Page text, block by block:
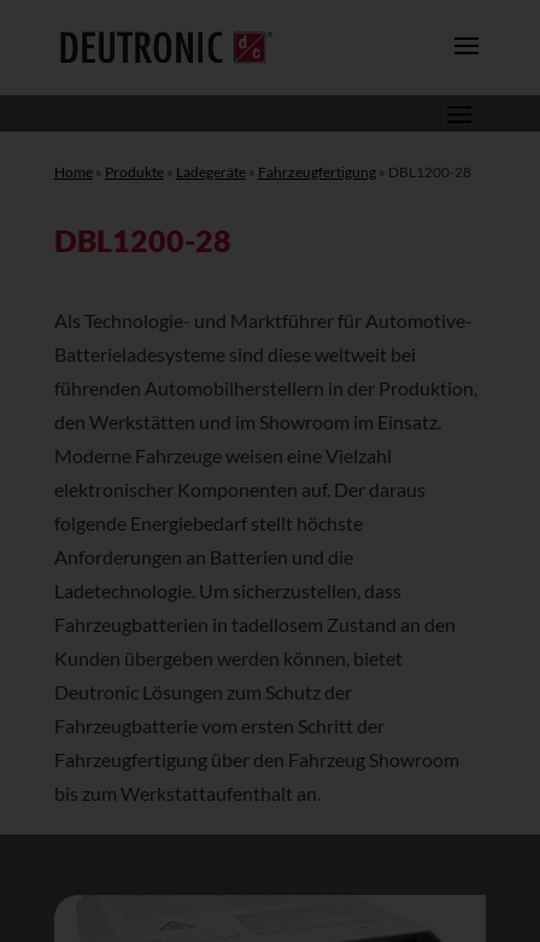
Home» Produkte» Ladegeräte» Fahrzeugfertigung» DBL1200-28
DBL1200-28
Als Technologie- und Marktführer für Automotive-
Batterieladesysteme sind diese weltweit bei
führenden Automobilherstellern in der Produktion,
den Werkstätten und im Showroom im Einsatz.
Moderne Fahrzeuge weisen eine Vielzahl
elektronischer Komponenten auf. Der daraus
folgende Energiebedarf stellt höchste
Anforderungen an Batterien und die
Ladetechnologie. Um sicherzustellen, dass
Fahrzeugbatterien in tadellosem Zustand an den
Kunden übergeben werden können, bietet
Deutronic Lösungen zum Schutz der
Fahrzeugbatterie vom ersten Schritt der
Fahrzeugfertigung über den Fahrzeug Showroom
bis zum Werkstattaufenthalt an.